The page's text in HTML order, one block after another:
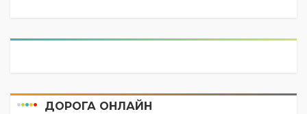
ДОРОГА ОНЛАЙН